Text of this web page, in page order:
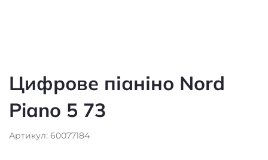
Цифрове піаніно Nord
Piano 5 73
Артикул: 60077184